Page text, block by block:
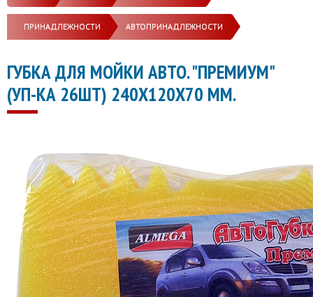
ПРИНАДЛЕЖНОСТИ АВТОПРИНАДЛЕЖНОСТИ
ГУБКА ДЛЯ МОЙКИ АВТО. "ПРЕМИУМ"
(УП-КА 26ШТ) 240Х120Х70 ММ.